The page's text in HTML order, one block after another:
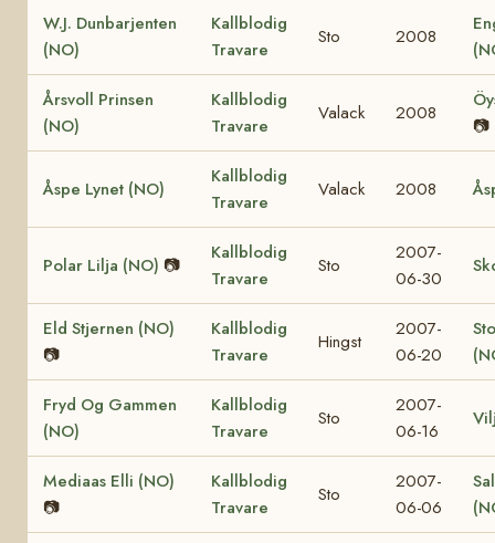
W.J. Dunbarjenten
(NO)
Kallblodig
Travare
Sto 2008
Årsvoll Prinsen
(NO)
Kallblodig
Travare
Valack 2008
📷
Åspe Lynet (NO)
Kallblodig
Travare
Valack 2008
Polar Lilja (NO) 📷
Kallblodig
Travare
Sto
2007-
06-30
Eld Stjernen (NO)
📷
Kallblodig
Travare
Hingst
2007-
06-20
Fryd Og Gammen
(NO)
Kallblodig
Travare
Sto
2007-
06-16
Mediaas Elli (NO)
📷
Kallblodig
Travare
Sto
2007-
06-06